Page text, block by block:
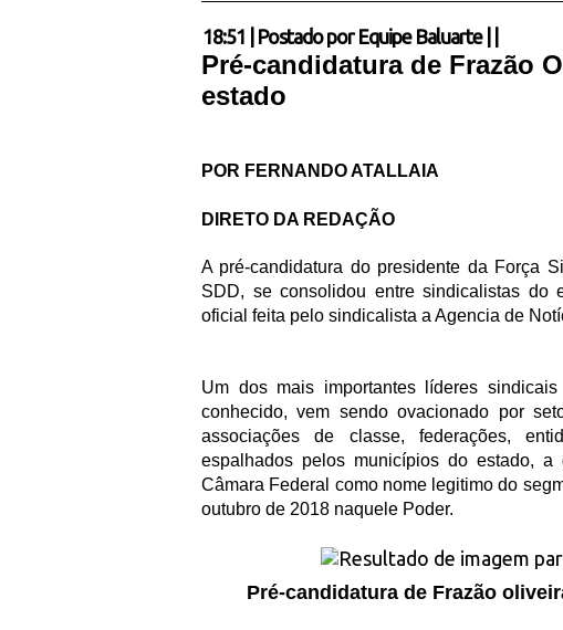
18:51 Postado por Equipe Baluarte
Pré-candidatura de Frazão O
estado
POR FERNANDO ATALLAIA
DIRETO DA REDAÇÃO
A pré-candidatura do presidente da Força
SDD, se consolidou entre sindicalistas do
oficial feita pelo sindicalista a Agencia de
Um dos mais importantes líderes
conhecido, vem sendo ovacionado por
associações de classe, federações,
espalhados pelos municípios do estado, a
Câmara Federal como nome legitimo do
outubro de 2018 naquele Poder.
Pré-candidatura de Frazão